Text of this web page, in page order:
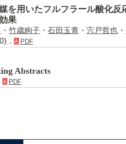
を用いたフルフラール酸化反
果
・ 竹歳絢子 ・ 石田玉青 ・ 宍戸哲也 ・
． PDF
Abstracts
PDF